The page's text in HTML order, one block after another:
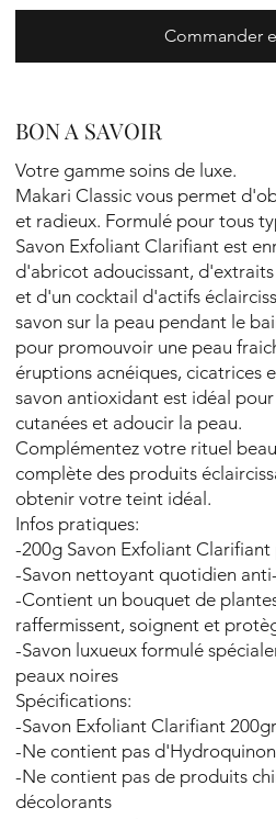
Commander
BON A SAVOIR
Votre gamme soins de luxe.
Makari Classic vous permet
et radieux. Formulé pour tous
Savon Exfoliant Clarifiant est
d'abricot adoucissant,
et d'un cocktail d'actifs
savon sur la peau pendant le
pour promouvoir une peau
éruptions acnéiques, cicatrices
savon antioxidant est idéal
cutanées et adoucir la peau.
Complémentez votre rituel
complète des produits
obtenir votre teint idéal.
Infos pratiques:
-200g Savon Exfoliant
-Savon nettoyant quotidien
-Contient un bouquet de
raffermissent, soignent et
-Savon luxueux formulé
peaux noires
Spécifications:
-Savon Exfoliant Clarifiant
-Ne contient pas
-Ne contient pas de produits
décolorants